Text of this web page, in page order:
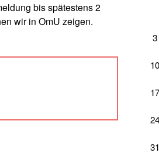
bis spätestens 2
wir in OmU zeigen.
3
10
17
24
31